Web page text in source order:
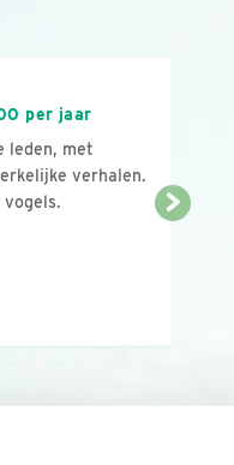
per jaar
leden, met
verhalen.
vogels.